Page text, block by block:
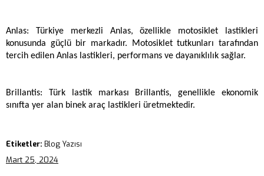
Anlas: Türkiye merkezli Anlas, özellikle motosiklet lastikleri
konusunda güçlü bir markadır. Motosiklet tutkunları tarafından
tercih edilen Anlas lastikleri, performans ve dayanıklılık sağlar.
Brillantis: Türk lastik markası Brillantis, genellikle ekonomik
sınıfta yer alan binek araç lastikleri üretmektedir.
Etiketler: Blog Yazısı
Mart 25, 2024